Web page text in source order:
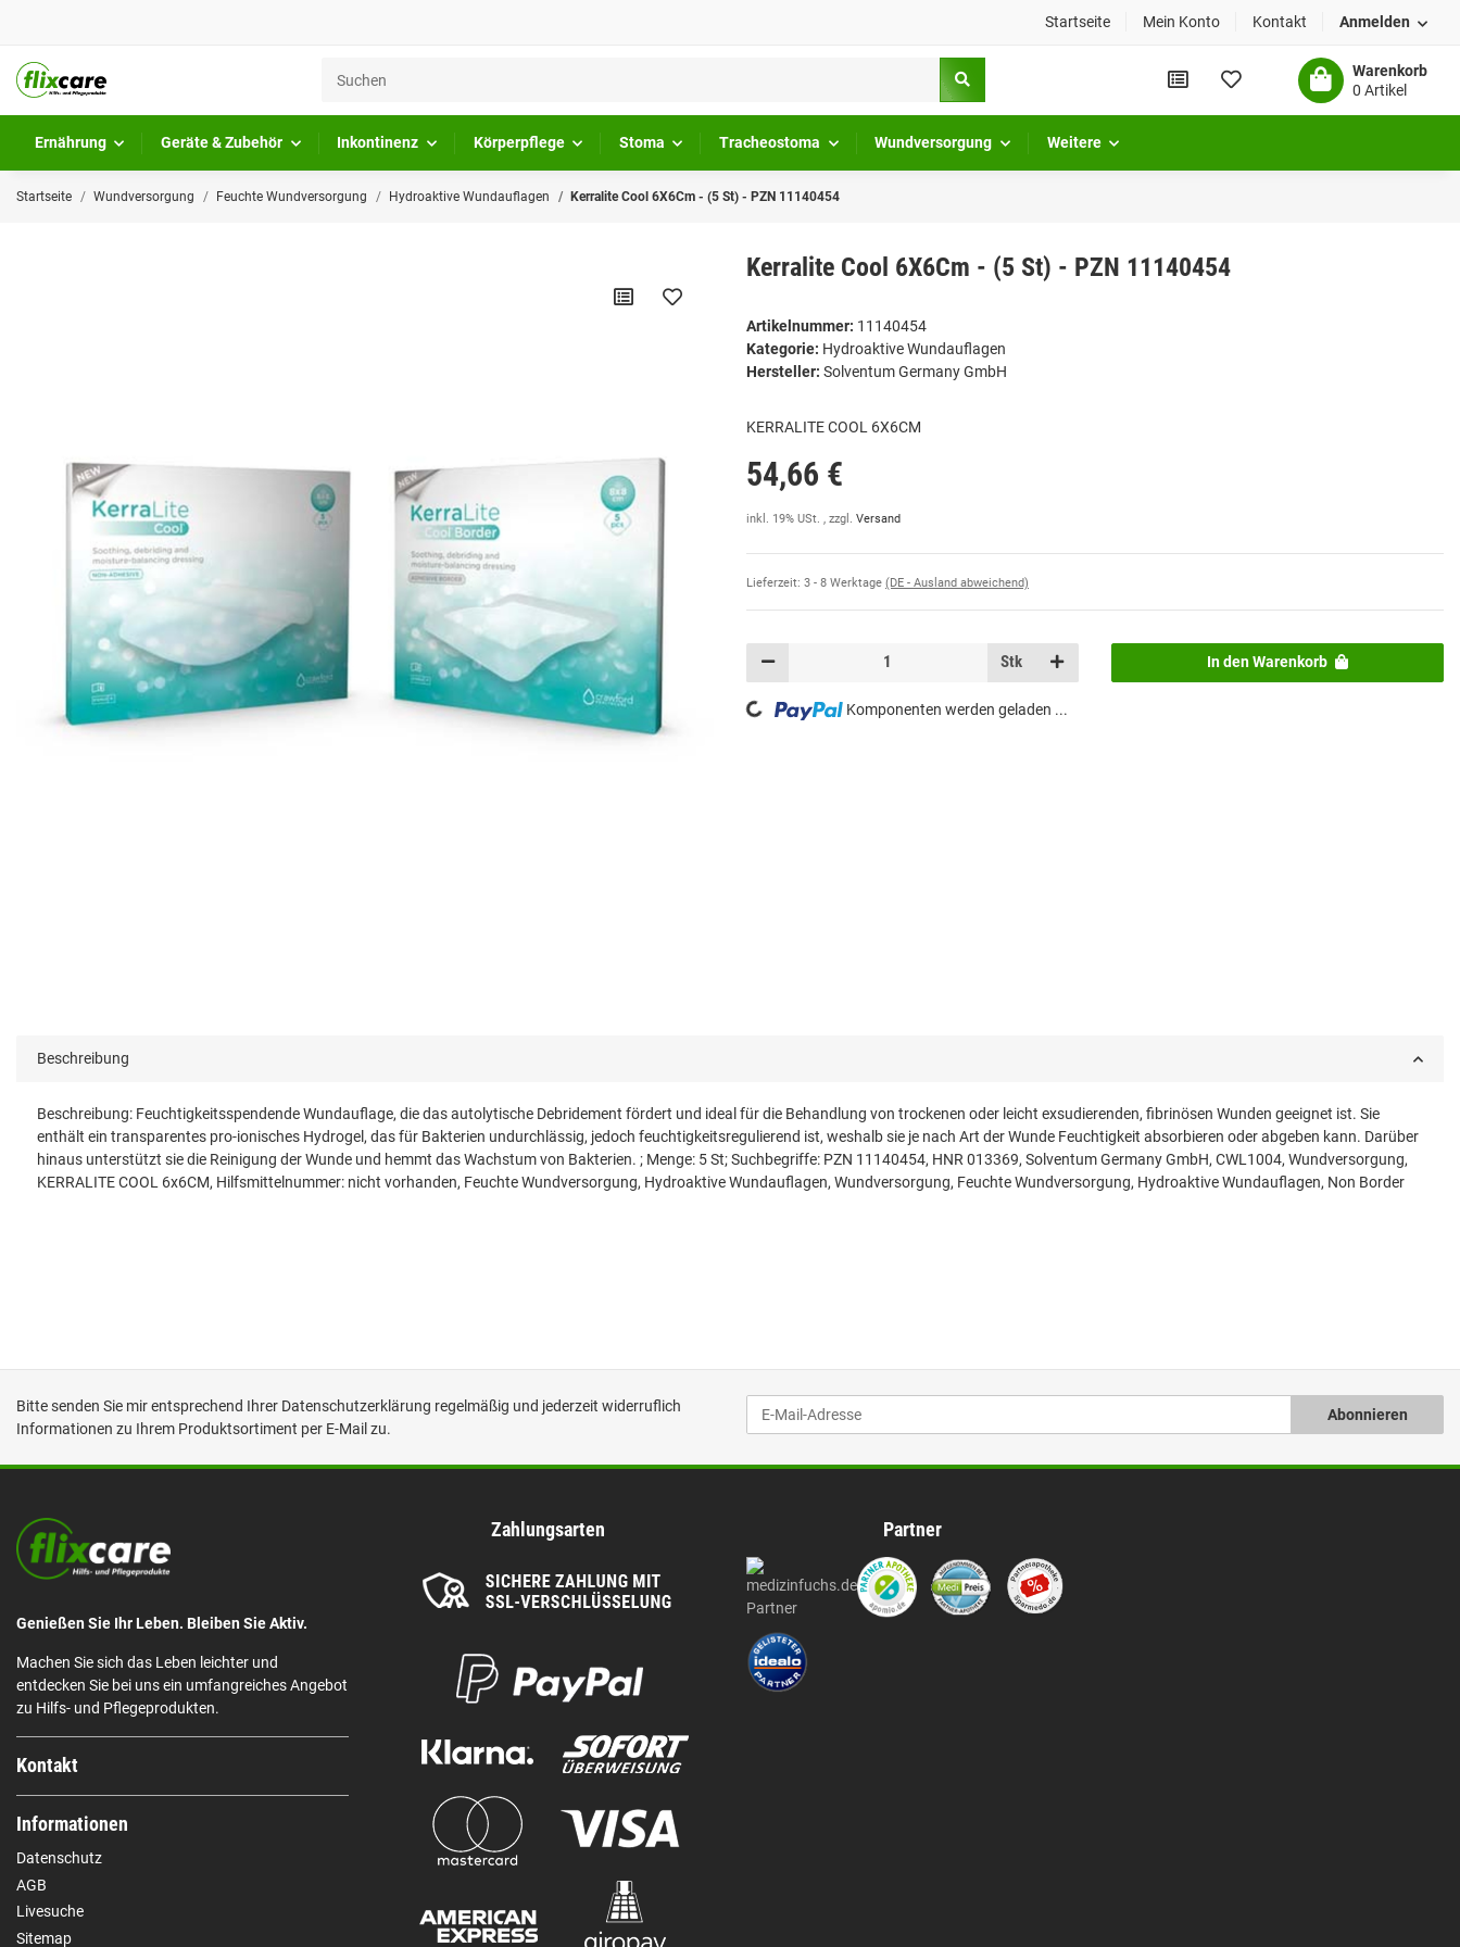
Startseite Mein Konto Kontakt Anmelden
Warenkorb
0 Artikel
Ernährung Geräte & Zubehör Inkontinenz Körperpflege Stoma Tracheostoma Wundversorgung Weitere
Startseite Wundversorgung Feuchte Wundversorgung Hydroaktive Wundauflagen Kerralite Cool 6X6Cm - (5 St) - PZN 11140454
Kerralite Cool 6X6Cm - (5 St) - PZN 11140454
Artikelnummer: 11140454
Kategorie: Hydroaktive Wundauflagen
Hersteller: Solventum Germany GmbH
KERRALITE COOL 6X6CM
54,66 €
inkl. 19% USt. , zzgl. Versand
Lieferzeit: 3 - 8 Werktage (DE - Ausland abweichend)
Stk In den Warenkorb
Loading... Komponenten werden geladen ...
Beschreibung
Beschreibung: Feuchtigkeitsspendende Wundauflage, die das autolytische Debridement fördert und ideal für die Behandlung von trockenen oder leicht exsudierenden, fibrinösen Wunden geeignet ist. Sie
enthält ein transparentes pro-ionisches Hydrogel, das für Bakterien undurchlässig, jedoch feuchtigkeitsregulierend ist, weshalb sie je nach Art der Wunde Feuchtigkeit absorbieren oder abgeben kann. Darüber
hinaus unterstützt sie die Reinigung der Wunde und hemmt das Wachstum von Bakterien. ; Menge: 5 St; Suchbegriffe: PZN 11140454, HNR 013369, Solventum Germany GmbH, CWL1004, Wundversorgung,
KERRALITE COOL 6x6CM, Hilfsmittelnummer: nicht vorhanden, Feuchte Wundversorgung, Hydroaktive Wundauflagen, Wundversorgung, Feuchte Wundversorgung, Hydroaktive Wundauflagen, Non Border
Bitte senden Sie mir entsprechend Ihrer Datenschutzerklärung regelmäßig und jederzeit widerruflich
Informationen zu Ihrem Produktsortiment per E-Mail zu.
Abonnieren
Genießen Sie Ihr Leben. Bleiben Sie Aktiv.
Machen Sie sich das Leben leichter und
entdecken Sie bei uns ein umfangreiches Angebot
zu Hilfs- und Pflegeprodukten.
Kontakt
Informationen
Datenschutz
AGB
Livesuche
Sitemap
Zahlungsarten Partner